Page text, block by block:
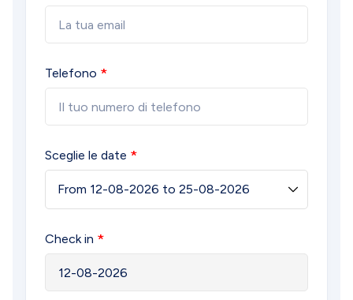
Telefono
Sceglie le date
Check in